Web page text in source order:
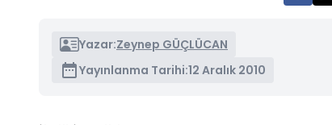
Yazar:Zeynep GÜÇLÜCAN
Yayınlanma Tarihi:12 Aralık 2010